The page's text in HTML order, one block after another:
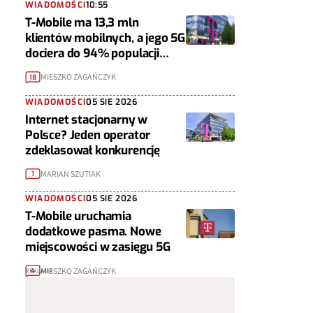
WIADOMOŚCI10:55
T-Mobile ma 13,3 mln
klientów mobilnych, a jego 5G
dociera do 94% populacji
Polski
18 MIESZKO ZAGAŃCZYK
WIADOMOŚCI05 SIE 2026
Internet stacjonarny w
Polsce? Jeden operator
zdeklasował konkurencję
1 MARIAN SZUTIAK
WIADOMOŚCI05 SIE 2026
T-Mobile uruchamia
dodatkowe pasma. Nowe
miejscowości w zasięgu 5G
4 MIESZKO ZAGAŃCZYK